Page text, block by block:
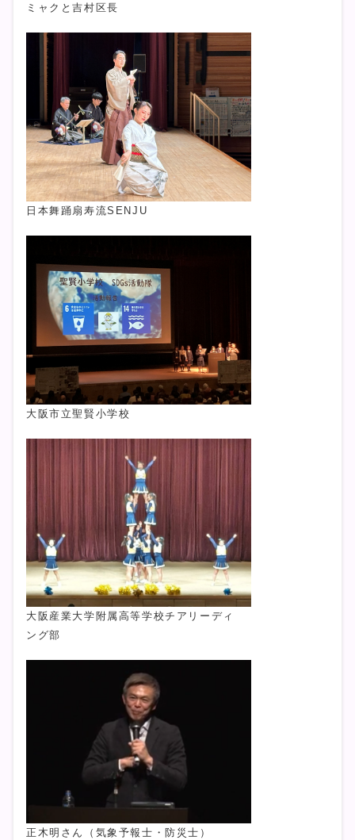
ミャクと吉村区長
日本舞踊扇寿流SENJU
大阪市立聖賢小学校
大阪産業大学附属高等学校チアリーディ
ング部
正木明さん（気象予報士・防災士）